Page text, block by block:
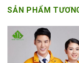
SẢN PHẨM